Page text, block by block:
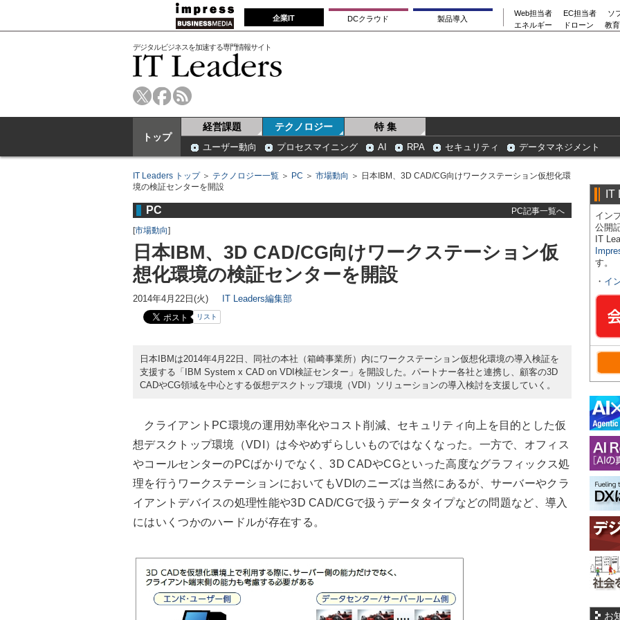
企業IT DCクラウド 製品導入
Web担当者 EC担当者
ソ
エネルギー
ドローン 教
デジタルビジネスを加速する専門情報サイト
トップ
経営課題 テクノロジー 特 集
ユーザー動向 プロセスマイニング AI RPA セキュリティ データマネジメント
IT Leaders トップ＞ テクノロジー一覧 ＞ PC ＞ 市場動向 ＞ 日本IBM、3D CAD/CG向けワークステーション仮想化環
境の検証センターを開設
PC
PC記事一覧へ
[市場動向]
日本IBM、3D CAD/CG向けワークステーション仮
想化環境の検証センターを開設
2014年4月22日(火) IT Leaders編集部
リスト
日本IBMは2014年4月22日、同社の本社（箱崎事業所）内にワークステーション仮想化環境の導入検証を
支援する「IBM System x CAD on VDI検証センター」を開設した。パートナー各社と連携し、顧客の3D
CADやCG領域を中心とする仮想デスクトップ環境（VDI）ソリューションの導入検討を支援していく。
クライアントPC環境の運用効率化やコスト削減、セキュリティ向上を目的とした仮
想デスクトップ環境（VDI）は今やめずらしいものではなくなった。一方で、オフィス
やコールセンターのPCばかりでなく、3D CADやCGといった高度なグラフィックス処
理を行うワークステーションにおいてもVDIのニーズは当然にあるが、サーバーやクラ
イアントデバイスの処理性能や3D CAD/CGで扱うデータタイプなどの問題など、導入
にはいくつかのハードルが存在する。
IT
イン
公開
IT
す。
・ イ
お